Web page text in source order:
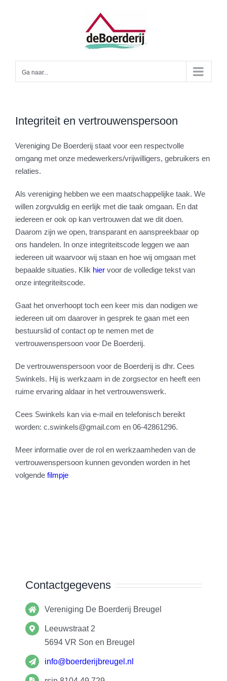
Ga naar...
Integriteit en vertrouwenspersoon
Vereniging De Boerderij staat voor een respectvolle
omgang met onze medewerkers/vrijwilligers, gebruikers en
relaties.
Als vereniging hebben we een maatschappelijke taak. We
willen zorgvuldig en eerlijk met die taak omgaan. En dat
iedereen er ook op kan vertrouwen dat we dit doen.
Daarom zijn we open, transparant en aanspreekbaar op
ons handelen. In onze integriteitscode leggen we aan
iedereen uit waarvoor wij staan en hoe wij omgaan met
bepaalde situaties. Klik hiervoor de volledige tekst van
onze integriteitscode.
Gaat het onverhoopt toch een keer mis dan nodigen we
iedereen uit om daarover in gesprek te gaan met een
bestuurslid of contact op te nemen met de
vertrouwenspersoon voor De Boerderij.
De vertrouwenspersoon voor de Boerderij is dhr. Cees
Swinkels. Hij is werkzaam in de zorgsector en heeft een
ruime ervaring aldaar in het vertrouwenswerk.
Cees Swinkels kan via e-mail en telefonisch bereikt
worden: c.swinkels@gmail.com en 06-42861296.
Meer informatie over de rol en werkzaamheden van de
vertrouwenspersoon kunnen gevonden worden in het
volgende filmpje
Contactgegevens
Vereniging De Boerderij Breugel
Leeuwstraat 2
5694 VR Son en Breugel
info@boerderijbreugel.nl